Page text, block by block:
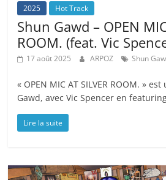
2025 Hot Track
Shun Gawd – OPEN
ROOM. (feat. Vic
17 août 2025 ARPOZ Shun
« OPEN MIC AT SILVER ROOM. »
Gawd, avec Vic Spencer en
Lire la suite